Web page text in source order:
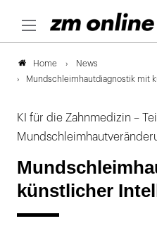
Home
News
Mundschleimhautdiagnostik mit
KI für die Zahnmedizin –
künstlicher